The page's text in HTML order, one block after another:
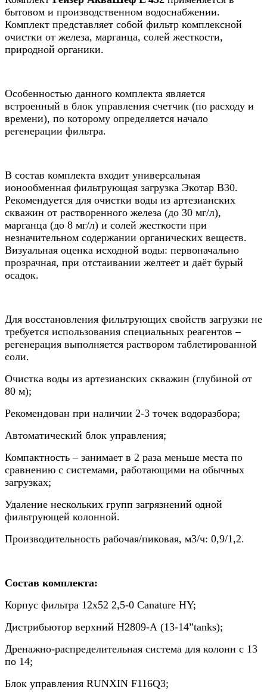
бытовом и производственном водоснабжении.
Комплект представляет собой фильтр комплексной
очистки от железа, марганца, солей жесткости,
природной органики.
Особенностью данного комплекта является
встроенный в блок управления счетчик (по расходу и
времени), по которому определяется начало
регенерации фильтра.
В состав комплекта входит универсальная
ионообменная фильтрующая загрузка Экотар B30.
Рекомендуется для очистки воды из артезианских
скважин от растворенного железа (до 30 мг/л),
марганца (до 8 мг/л) и солей жесткости при
незначительном содержании органических веществ.
Визуальная оценка исходной воды: первоначально
прозрачная, при отстаивании желтеет и даёт бурый
осадок.
Для восстановления фильтрующих свойств загрузки не
требуется использования специальных реагентов –
регенерация выполняется раствором таблетированной
соли.
Очистка воды из артезианских скважин (глубиной от
80 м);
Рекомендован при наличии 2-3 точек водоразбора;
Автоматический блок управления;
Компактность – занимает в 2 раза меньше места по
сравнению с системами, работающими на обычных
загрузках;
Удаление нескольких групп загрязнений одной
фильтрующей колонной.
Производительность рабочая/пиковая, м3/ч: 0,9/1,2.
Состав комплекта:
Корпус фильтра 12х52 2,5-0 Canature HY;
Дистрибьютор верхний H2809-А (13-14”tanks);
Дренажно-распределительная система для колонн с 13
по 14;
Блок управления RUNXIN F116Q3;